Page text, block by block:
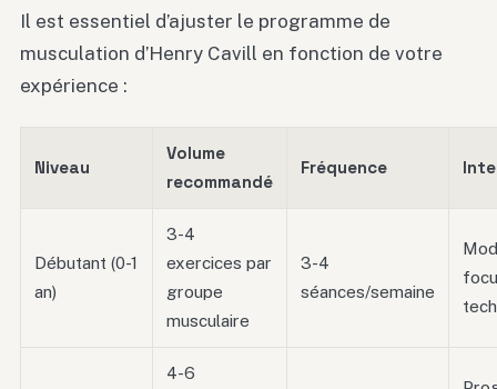
Il est essentiel d’ajuster le programme de
musculation d’Henry Cavill en fonction de votre
expérience :
Niveau
Volume
recommandé
Fréquence
Débutant (0-1
an)
3-4
exercices par
groupe
musculaire
3-4
séances/semaine
4-6